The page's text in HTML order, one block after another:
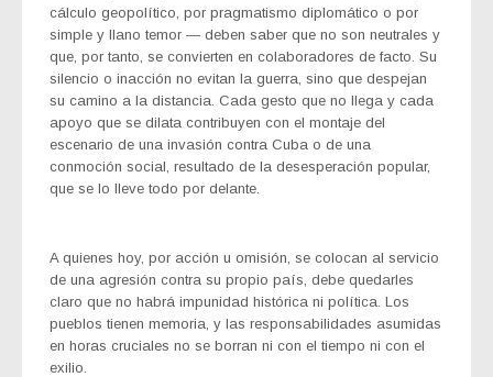
cálculo geopolítico, por pragmatismo diplomático o por
simple y llano temor — deben saber que no son neutrales y
que, por tanto, se convierten en colaboradores de facto. Su
silencio o inacción no evitan la guerra, sino que despejan
su camino a la distancia. Cada gesto que no llega y cada
apoyo que se dilata contribuyen con el montaje del
escenario de una invasión contra Cuba o de una
conmoción social, resultado de la desesperación popular,
que se lo lleve todo por delante.
A quienes hoy, por acción u omisión, se colocan al servicio
de una agresión contra su propio país, debe quedarles
claro que no habrá impunidad histórica ni política. Los
pueblos tienen memoria, y las responsabilidades asumidas
en horas cruciales no se borran ni con el tiempo ni con el
exilio.